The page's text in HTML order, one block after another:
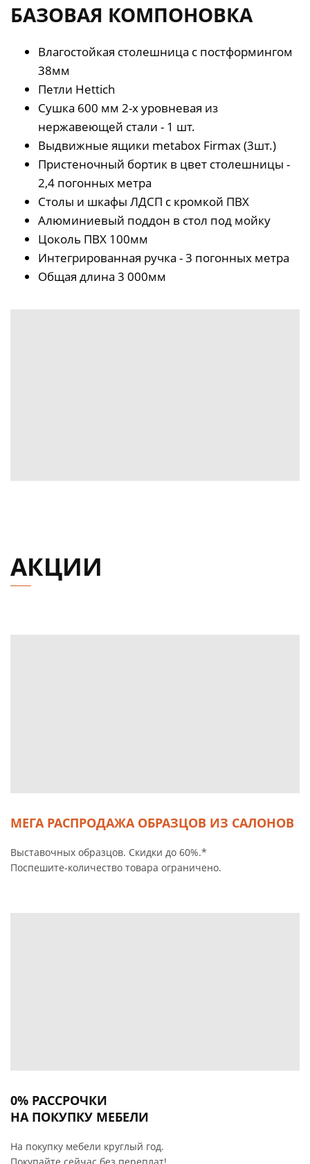
БАЗОВАЯ КОМПОНОВКА
Влагостойкая столешница с постформингом
38мм
Петли Hettich
Сушка 600 мм 2-х уровневая из
нержавеющей стали - 1 шт.
Выдвижные ящики metabox Firmax (3шт.)
Пристеночный бортик в цвет столешницы -
2,4 погонных метра
Столы и шкафы ЛДСП с кромкой ПВХ
Алюминиевый поддон в стол под мойку
Цоколь ПВХ 100мм
Интегрированная ручка - 3 погонных метра
Общая длина 3 000мм
АКЦИИ
МЕГА РАСПРОДАЖА ОБРАЗЦОВ ИЗ САЛОНОВ
Выставочных образцов. Скидки до 60%.*
Поспешите-количество товара ограничено.
0% РАССРОЧКИ
НА ПОКУПКУ МЕБЕЛИ
На покупку мебели круглый год.